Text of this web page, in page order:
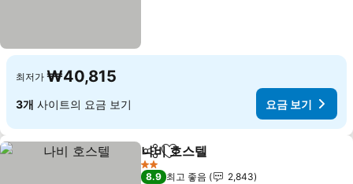
최저가 ₩40,815
3개 사이트의 요금 보기 요금 보기
공유 즐겨찾기에 추가
나비 호스텔
2 성급
8.9 최고 좋음
2,843